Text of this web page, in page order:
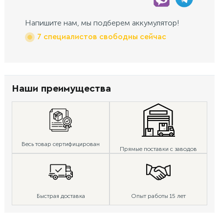
Напишите нам, мы подберем аккумулятор!
7 специалистов свободны сейчас
Наши преимущества
Весь товар сертифицирован
Прямые поставки с заводов
Быстрая доставка Опыт работы 15 лет